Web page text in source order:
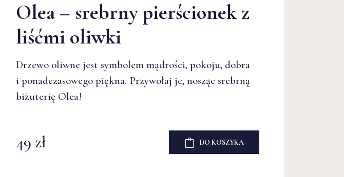
Olea – srebrny pierścionek z
liśćmi oliwki
Drzewo oliwne jest symbolem mądrości, pokoju, dobra
i ponadczasowego piękna. Przywołaj je, nosząc srebrną
biżuterię Olea!
49 zł DO KOSZYKA
Olea – srebrny pierścionek z
liśćmi oliwki
Drzewo oliwne jest symbolem mądrości, pokoju, dobra
i ponadczasowego piękna. Przywołaj je, nosząc srebrną
biżuterię Olea!
49 zł DO KOSZYKA